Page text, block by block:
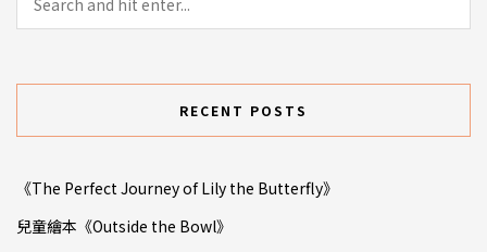
RECENT POSTS
《The Perfect Journey of Lily the Butterfly》
兒童繪本《Outside the Bowl》